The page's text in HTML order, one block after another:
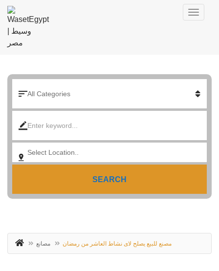
SEARCH
مصانع مصنع للبيع يصلح لاى نشاط العاشر من رمضان